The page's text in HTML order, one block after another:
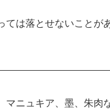
は落とせないことが
ニュキア、墨、朱肉